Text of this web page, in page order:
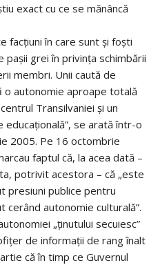
exact cu ce se mănâncă
facţiuni în care sunt şi foşti
grei în privinţa schimbării
membri. Unii caută de
o autonomie aproape totală
Transilvaniei şi un
se arată într-o
2005. Pe 16 octombrie
faptul că, la acea dată –
potrivit acestora – că „este
presiuni publice pentru
autonomie culturală”.
„ţinutului secuiesc”
de informaţii de rang înalt
că în timp ce Guvernul